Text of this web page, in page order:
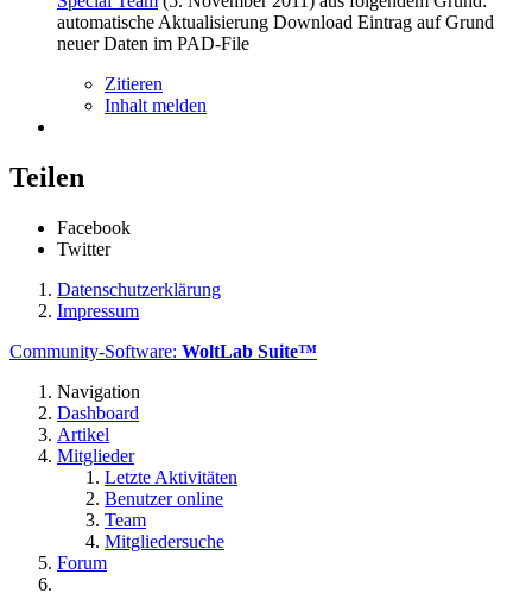
automatische Aktualisierung Download Eintrag auf Grund
neuer Daten im PAD-File
Zitieren
Inhalt melden
Teilen
Facebook
Twitter
Datenschutzerklärung
Impressum
Community-Software: WoltLab Suite™
Navigation
Dashboard
Artikel
Mitglieder
Letzte Aktivitäten
Benutzer online
Team
Mitgliedersuche
Forum